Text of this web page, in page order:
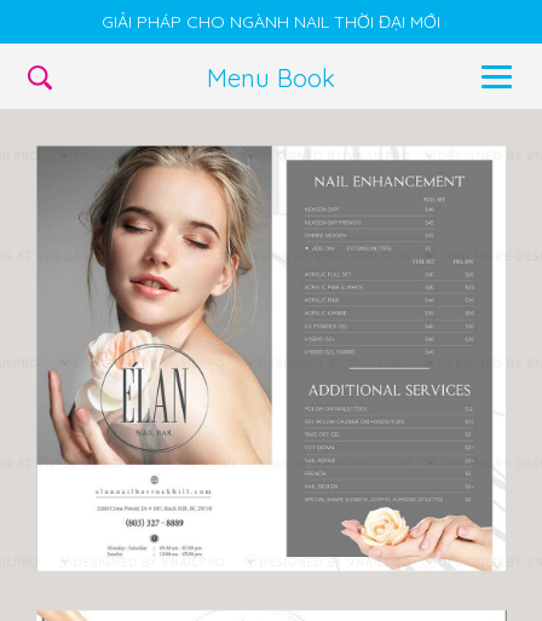
GIẢI PHÁP CHO NGÀNH NAIL THỜI ĐẠI MỚI
Menu Book